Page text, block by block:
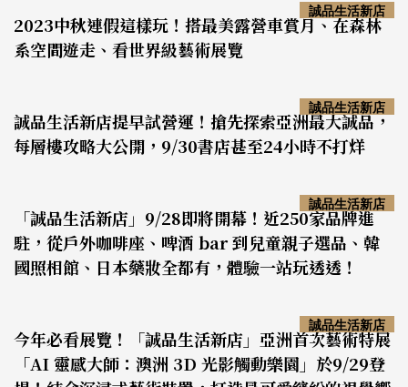
2023中秋連假這樣玩！搭最美露營車賞月、在森林
系空間遊走、看世界級藝術展覽
誠品生活新店
誠品生活新店提早試營運！搶先探索亞洲最大誠品，
每層樓攻略大公開，9/30書店甚至24小時不打烊
誠品生活新店
「誠品生活新店」9/28即將開幕！近250家品牌進
駐，從戶外咖啡座、啤酒 bar 到兒童親子選品、韓
國照相館、日本藥妝全都有，體驗一站玩透透！
誠品生活新店
今年必看展覽！「誠品生活新店」亞洲首次藝術特展
「AI 靈感大師：澳洲 3D 光影觸動樂園」於9/29登
誠品生活新店